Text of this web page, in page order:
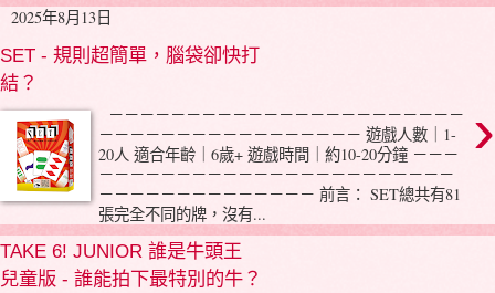
2025年8月13日
SET - 規則超簡單，腦袋卻快打
結？
›
－－－－－－－－－－－－－－－－－－－－－－－
－－－－－－－－－－－－－－－－－ 遊戲人數｜1-
20人 適合年齡｜6歲+ 遊戲時間｜約10-20分鐘 －－－
－－－－－－－－－－－－－－－－－－－－－－－
－－－－－－－－－－－－－－ 前言： SET總共有81
張完全不同的牌，沒有...
TAKE 6! JUNIOR 誰是牛頭王
兒童版 - 誰能拍下最特別的牛？